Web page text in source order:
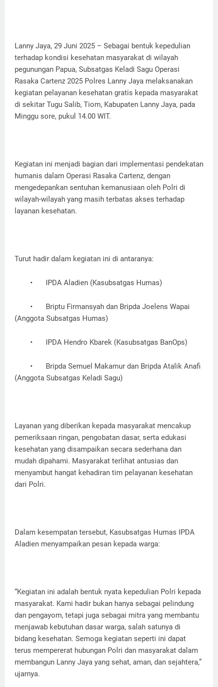
Lanny Jaya, 29 Juni 2025 – Sebagai bentuk kepedulian
terhadap kondisi kesehatan masyarakat di wilayah
pegunungan Papua, Subsatgas Keladi Sagu Operasi
Rasaka Cartenz 2025 Polres Lanny Jaya melaksanakan
kegiatan pelayanan kesehatan gratis kepada masyarakat
di sekitar Tugu Salib, Tiom, Kabupaten Lanny Jaya, pada
Minggu sore, pukul 14.00 WIT.
Kegiatan ini menjadi bagian dari implementasi pendekatan
humanis dalam Operasi Rasaka Cartenz, dengan
mengedepankan sentuhan kemanusiaan oleh Polri di
wilayah-wilayah yang masih terbatas akses terhadap
layanan kesehatan.
Turut hadir dalam kegiatan ini di antaranya:
• IPDA Aladien (Kasubsatgas Humas)
•
Briptu Firmansyah dan Bripda Joelens Wapai
(Anggota Subsatgas Humas)
• IPDA Hendro Kbarek (Kasubsatgas BanOps)
•
Bripda Semuel Makamur dan Bripda Atalik Anafi
(Anggota Subsatgas Keladi Sagu)
Layanan yang diberikan kepada masyarakat mencakup
pemeriksaan ringan, pengobatan dasar, serta edukasi
kesehatan yang disampaikan secara sederhana dan
mudah dipahami. Masyarakat terlihat antusias dan
menyambut hangat kehadiran tim pelayanan kesehatan
dari Polri.
Dalam kesempatan tersebut, Kasubsatgas Humas IPDA
Aladien menyampaikan pesan kepada warga:
“Kegiatan ini adalah bentuk nyata kepedulian Polri kepada
masyarakat. Kami hadir bukan hanya sebagai pelindung
dan pengayom, tetapi juga sebagai mitra yang membantu
menjawab kebutuhan dasar warga, salah satunya di
bidang kesehatan. Semoga kegiatan seperti ini dapat
terus mempererat hubungan Polri dan masyarakat dalam
membangun Lanny Jaya yang sehat, aman, dan sejahtera,”
ujarnya.